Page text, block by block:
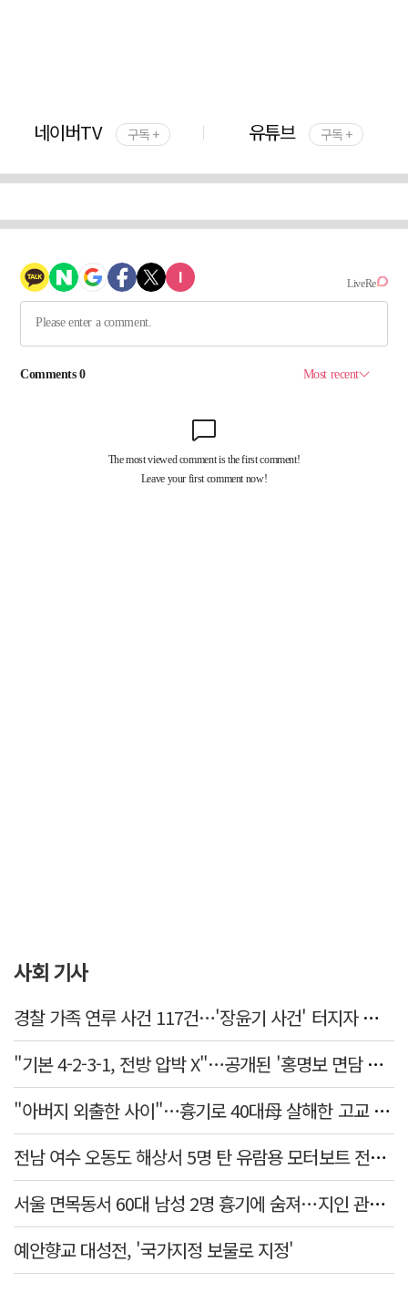
네이버TV 구독 + 유튜브 구독 +
사회 기사
경찰 가족 연루 사건 117건…'장윤기 사건' 터지자 뒤늦게 전수조사
"기본 4-2-3-1, 전방 압박 X"…공개된 '홍명보 면담 수첩'
"아버지 외출한 사이"…흉기로 40대母 살해한 고교 자퇴생, 구속 기로에
전남 여수 오동도 해상서 5명 탄 유람용 모터보트 전복…2명 숨져
서울 면목동서 60대 남성 2명 흉기에 숨져…지인 관계로 추정
예안향교 대성전, '국가지정 보물로 지정'